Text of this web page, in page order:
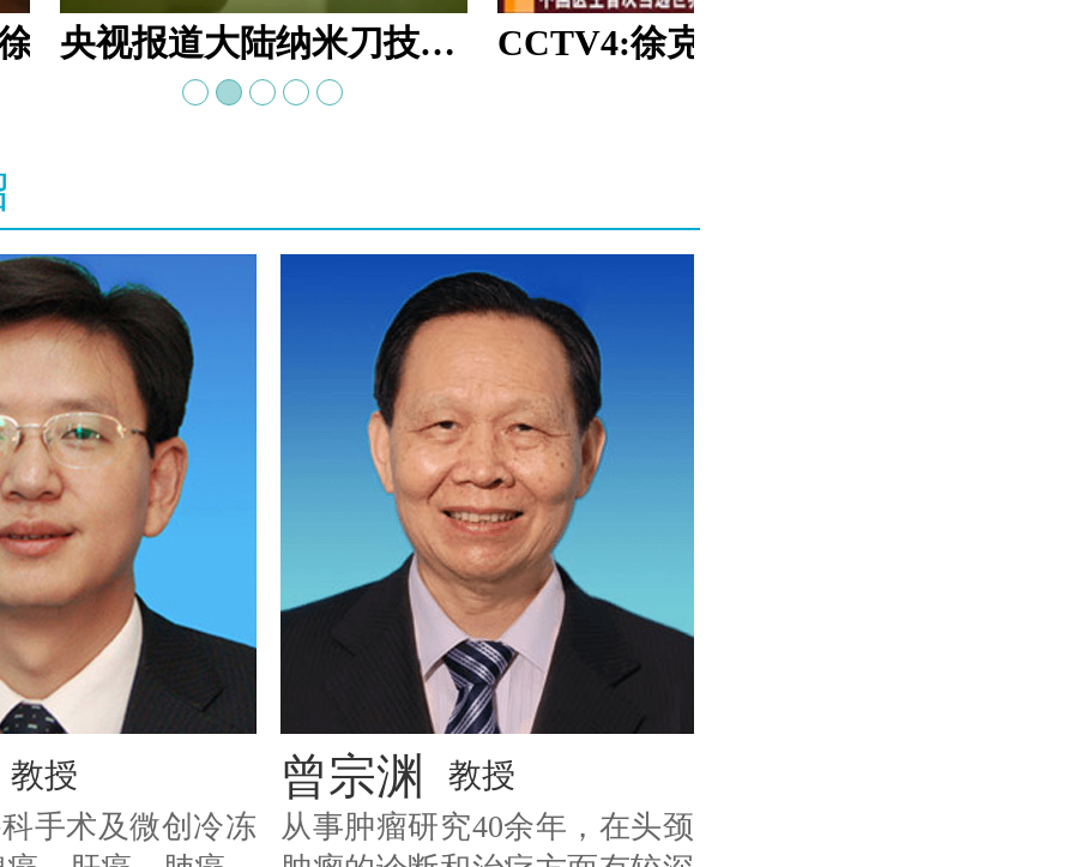
克成 央视报道大陆纳米刀技术手术：绝境重生
教授
手术及微创冷冻
曾宗渊 教授
从事肿瘤研究40余年，在头颈